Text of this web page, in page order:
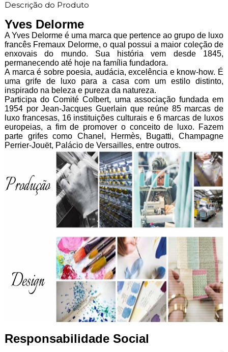
Descrição do Produto
Yves Delorme
A Yves Delorme é uma marca que pertence ao grupo de luxo
francês Fremaux Delorme, o qual possui a maior coleção de
enxovais do mundo. Sua história vem desde 1845,
permanecendo até hoje na família fundadora.
A marca é sobre poesia, audácia, excelência e know-how. É
uma grife de luxo para a casa com um estilo distinto,
inspirado na beleza e pureza da natureza.
Participa do Comité Colbert, uma associação fundada em
1954 por Jean-Jacques Guerlain que reúne 85 marcas de
luxo francesas, 16 instituições culturais e 6 marcas de luxos
europeias, a fim de promover o conceito de luxo. Fazem
parte grifes como Chanel, Hermès, Bugatti, Champagne
Perrier-Jouët, Palácio de Versailles, entre outros.
Responsabilidade Social